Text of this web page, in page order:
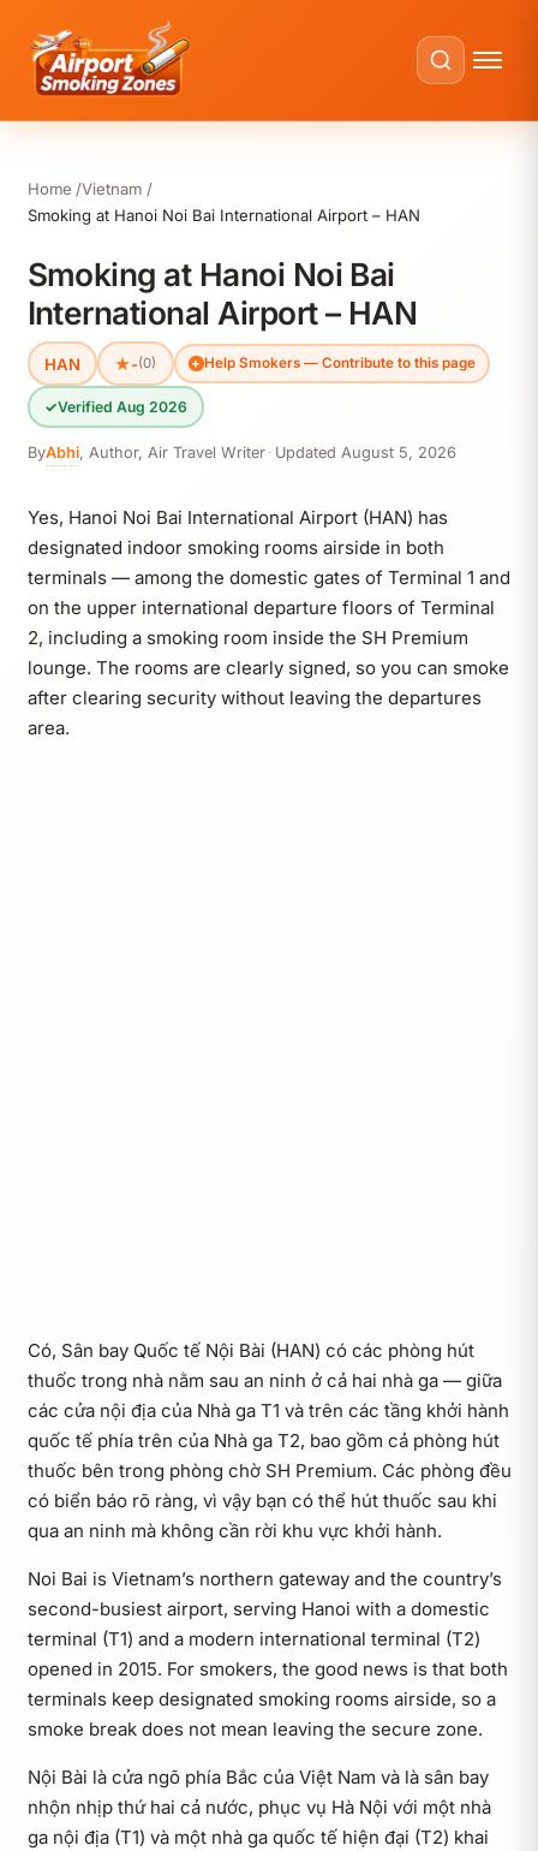
Home Vietnam
Smoking at Hanoi Noi Bai International Airport – HAN
Smoking at Hanoi Noi Bai
International Airport – HAN
HAN ★-(0) Help Smokers — Contribute to this page
✓Verified Aug 2026
ByAbhi, Author, Air Travel Writer · Updated August 5, 2026
Yes, Hanoi Noi Bai International Airport (HAN) has
designated indoor smoking rooms airside in both
terminals — among the domestic gates of Terminal 1 and
on the upper international departure floors of Terminal
2, including a smoking room inside the SH Premium
lounge. The rooms are clearly signed, so you can smoke
after clearing security without leaving the departures
area.
Có, Sân bay Quốc tế Nội Bài (HAN) có các phòng hút
thuốc trong nhà nằm sau an ninh ở cả hai nhà ga — giữa
các cửa nội địa của Nhà ga T1 và trên các tầng khởi hành
quốc tế phía trên của Nhà ga T2, bao gồm cả phòng hút
thuốc bên trong phòng chờ SH Premium. Các phòng đều
có biển báo rõ ràng, vì vậy bạn có thể hút thuốc sau khi
qua an ninh mà không cần rời khu vực khởi hành.
Noi Bai is Vietnam’s northern gateway and the country’s
second-busiest airport, serving Hanoi with a domestic
terminal (T1) and a modern international terminal (T2)
opened in 2015. For smokers, the good news is that both
terminals keep designated smoking rooms airside, so a
smoke break does not mean leaving the secure zone.
Nội Bài là cửa ngõ phía Bắc của Việt Nam và là sân bay
nhộn nhịp thứ hai cả nước, phục vụ Hà Nội với một nhà
ga nội địa (T1) và một nhà ga quốc tế hiện đại (T2) khai